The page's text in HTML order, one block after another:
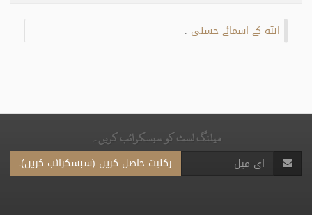
اللہ کے اسمائے حسنی
میلنگ لسٹ کو سبسکرائب کریں۔
رکنیت حاصل کریں (سبسکرائب کریں)۔